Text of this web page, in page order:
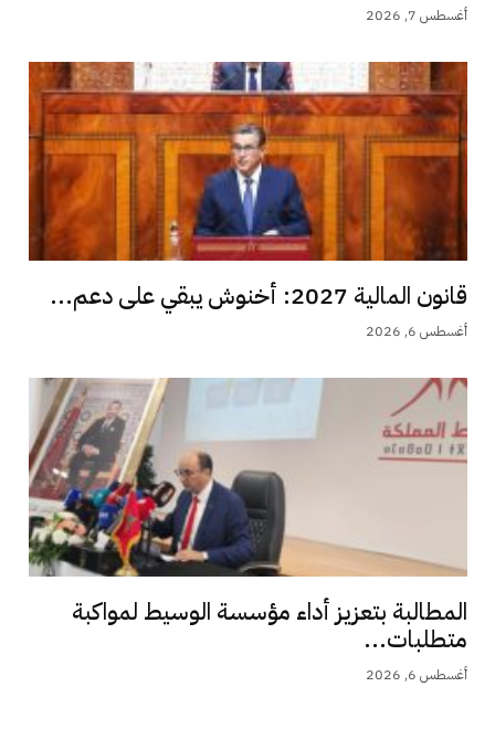
أغسطس 7, 2026
قانون المالية 2027: أخنوش يبقي على دعم...
أغسطس 6, 2026
المطالبة بتعزيز أداء مؤسسة الوسيط لمواكبة
متطلبات...
أغسطس 6, 2026